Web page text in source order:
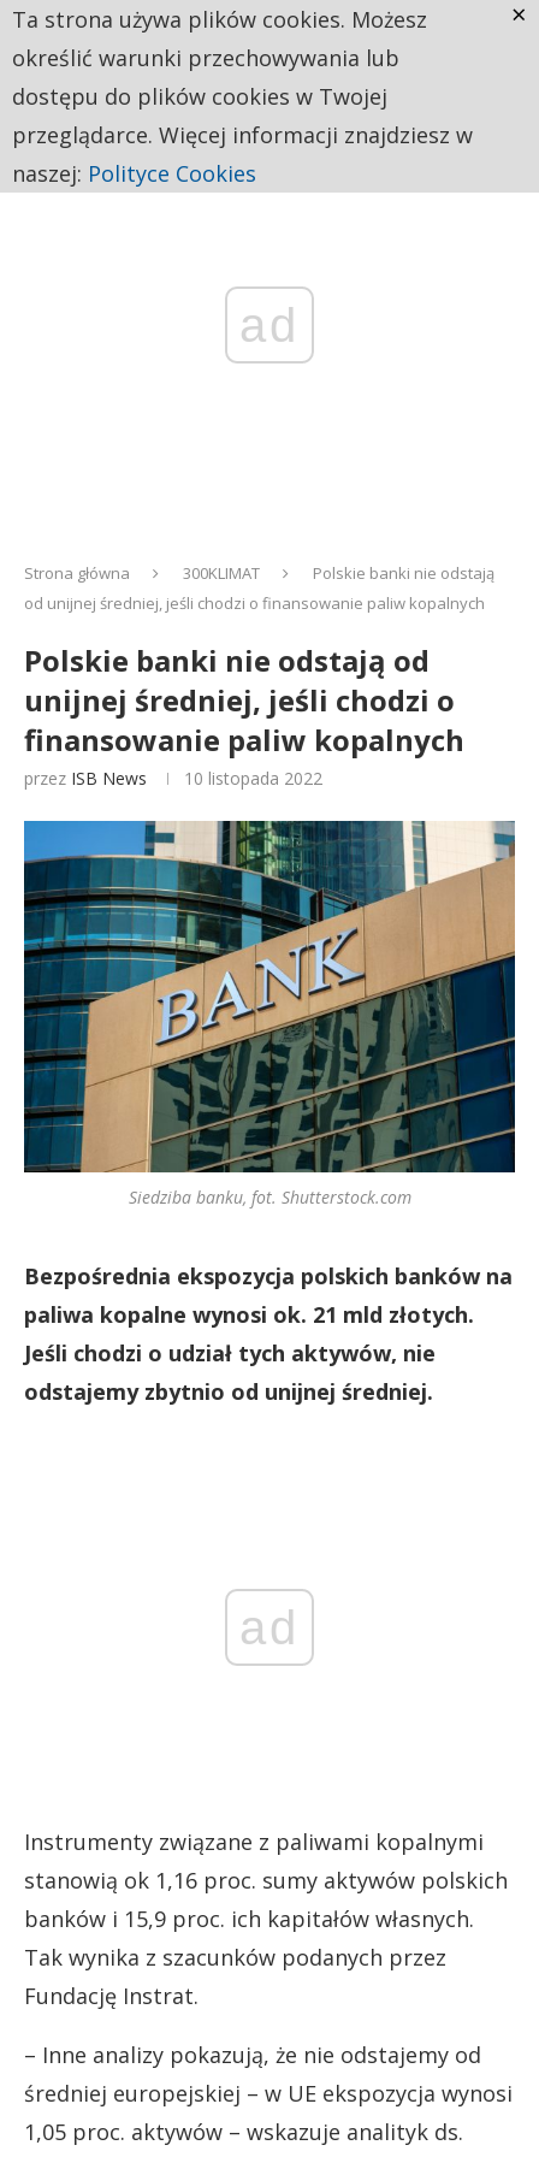
ad
Strona główna 300KLIMAT
Polskie banki nie odstają
od unijnej średniej, jeśli chodzi o finansowanie paliw kopalnych
Polskie banki nie odstają od
unijnej średniej, jeśli chodzi o
finansowanie paliw kopalnych
przez ISB News 10 listopada 2022
Siedziba banku, fot. Shutterstock.com
Bezpośrednia ekspozycja polskich banków na
paliwa kopalne wynosi ok. 21 mld złotych.
Jeśli chodzi o udział tych aktywów, nie
odstajemy zbytnio od unijnej średniej.
ad
Instrumenty związane z paliwami kopalnymi
stanowią ok 1,16 proc. sumy aktywów polskich
banków i 15,9 proc. ich kapitałów własnych.
Tak wynika z szacunków podanych przez
Fundację Instrat.
– Inne analizy pokazują, że nie odstajemy od
średniej europejskiej – w UE ekspozycja wynosi
1,05 proc. aktywów – wskazuje analityk ds.
Ta strona używa plików cookies. Możesz
określić warunki przechowywania lub
dostępu do plików cookies w Twojej
przeglądarce. Więcej informacji znajdziesz w
naszej: Polityce Cookies
×